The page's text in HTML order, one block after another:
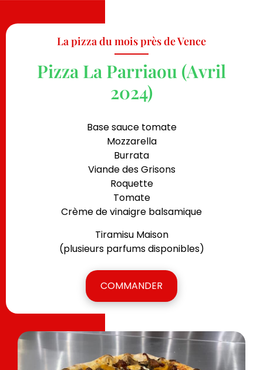
La pizza du mois près de Vence
Pizza La Parriaou (Avril
2024)
Base sauce tomate
Mozzarella
Burrata
Viande des Grisons
Roquette
Tomate
Crème de vinaigre balsamique
Tiramisu Maison
(plusieurs parfums disponibles)
COMMANDER